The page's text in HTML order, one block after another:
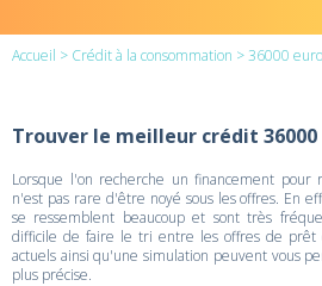
Accueil > Crédit à la consommation >36000
Trouver le meilleur crédit 36000
Lorsque l'on recherche un financement
n'est pas rare d'être noyé sous les offres. En
se ressemblent beaucoup et sont très
difficile de faire le tri entre les offres de prêt
actuels ainsi qu'une simulation peuvent vous
plus précise.